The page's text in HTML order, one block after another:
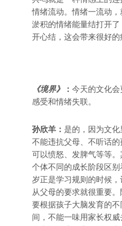
情绪流动。情绪一流动
淤积的情绪能量结打开
开心结，这会带来很好的
《境界》 ： 今天的文化
感受和情绪失联。
孙欣羊： 是的，因为文
不能违抗父母、不听话
可以愤怒、发脾气等等
个体不同的成长阶段区
岁正是学习规则的时候
从父母的要求就很重要
要根据孩子大脑发育的
间，不能一味用家长权